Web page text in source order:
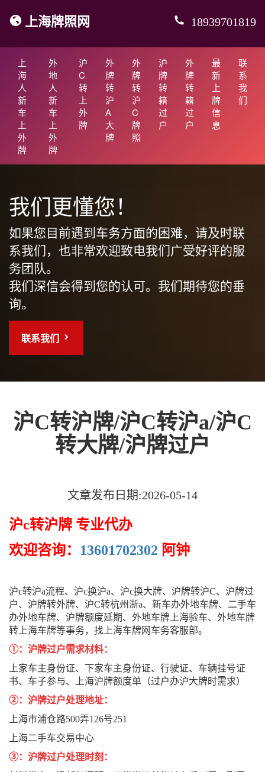
上海牌照网 18939701819
上
海
人
新
车
上
外
牌
外
地
人
新
车
上
外
牌
沪
C
转
上
外
牌
外
牌
转
沪
A
大
牌
外
牌
转
沪
C
牌
照
沪
牌
转
籍
过
户
外
牌
转
籍
过
户
最
新
上
牌
信
息
联
系
我
们
我们更懂您！
如果您目前遇到车务方面的困难，请及时联
系我们，也非常欢迎致电我们广受好评的服
务团队。
我们深信会得到您的认可。我们期待您的垂
询。
联系我们
沪C转沪牌/沪C转沪a/沪C
转大牌/沪牌过户
文章发布日期:2026-05-14
沪c转沪牌 专业代办
欢迎咨询： 13601702302 阿钟
沪c转沪a流程、沪c换沪a、沪c换大牌、沪牌转沪C、沪牌过
户、沪牌转外牌、沪C转杭州浙a、新车办外地车牌、二手车
办外地车牌、沪牌额度延期、外地车牌上海验车、外地车牌
转上海车牌等事务，找上海车牌网车务客服部。
①：沪牌过户需求材料：
上家车主身份证、下家车主身份证、行驶证、车辆挂号证
书、车子参与、上海沪牌额度单（过户办沪大牌时需求）
②：沪牌过户处理地址：
上海市浦仓路500弄126号251
上海二手车交易中心
③：沪牌过户处理时刻：